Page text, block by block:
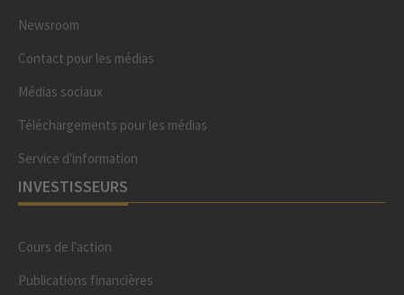
Newsroom
Contact pour les médias
Médias sociaux
Téléchargements pour les médias
Service d'information
INVESTISSEURS
Cours de l'action
Publications financières